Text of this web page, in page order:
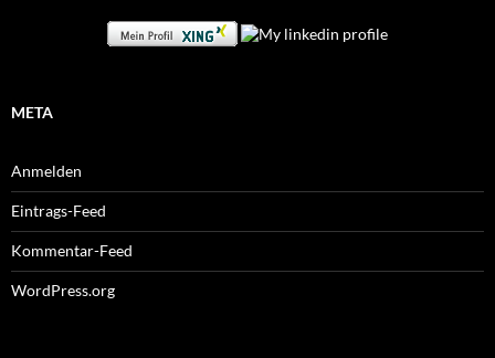
META
Anmelden
Eintrags-Feed
Kommentar-Feed
WordPress.org